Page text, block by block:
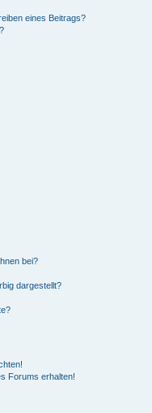
eines Beitrags?
bei?
dargestellt?
Forums erhalten!